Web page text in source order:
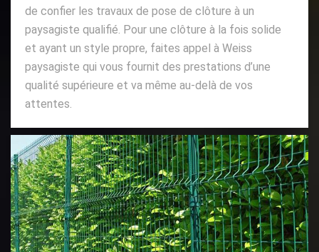
de confier les travaux de pose de clôture à un
paysagiste qualifié. Pour une clôture à la fois solide
et ayant un style propre, faites appel à Weiss
paysagiste qui vous fournit des prestations d’une
qualité supérieure et va même au-delà de vos
attentes.